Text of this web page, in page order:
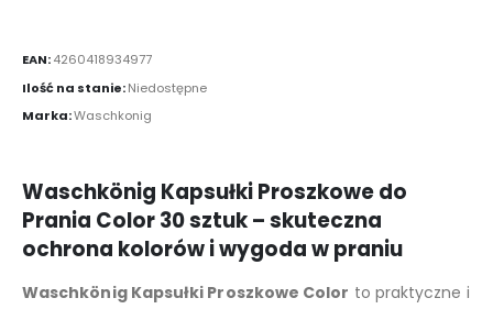
EAN:4260418934977
Ilość na stanie:Niedostępne
Marka:Waschkonig
Waschkönig Kapsułki Proszkowe do
Prania Color 30 sztuk – skuteczna
ochrona kolorów i wygoda w praniu
Waschkönig Kapsułki Proszkowe Color to praktyczne i